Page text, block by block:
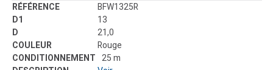
BFW1325R
13
21,0
Rouge
25 m